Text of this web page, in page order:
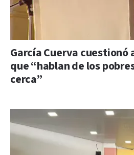
García Cuerva cuestionó
que “hablan de los
cerca”